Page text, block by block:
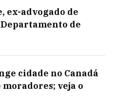
ex-advogado de
de
cidade no Canadá
veja o